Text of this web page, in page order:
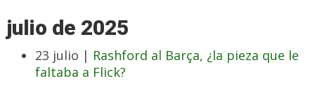
julio de 2025
23 julio | Rashford al Barça, ¿la pieza que le
faltaba a Flick?